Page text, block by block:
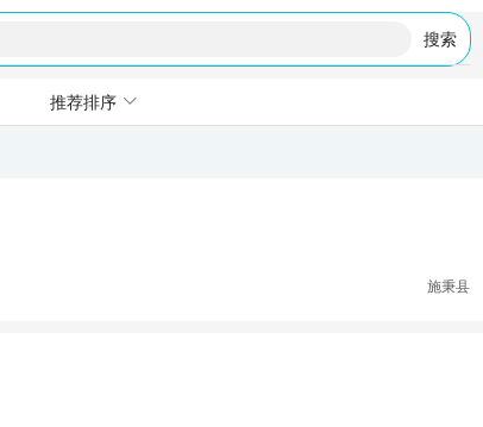
搜索
推荐排序
施秉县